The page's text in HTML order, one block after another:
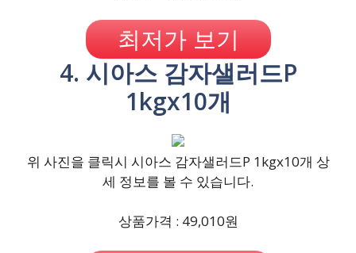
최저가 보기
4. 시아스 감자샐러드P
1kgx10개
위 사진을 클릭시 시아스 감자샐러드P 1kgx10개 상
세 정보를 볼 수 있습니다.
상품가격 : 49,010원